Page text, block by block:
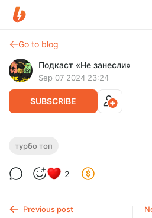
Go to blog
Подкаст «Не занесли»
Sep 07 2024 23:24
SUBSCRIBE
🔨 Турбо Топ 5. Высшая
Позади два выпуска подкаста
Подкаст
турбо топ
2
Previous post